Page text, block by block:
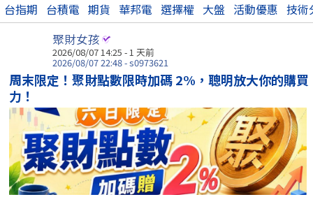
台指期 台積電 期貨 華邦電 選擇權 大盤 活動優惠 技術
聚財女孩
2026/08/07 14:25 - 1 天前
2026/08/07 22:48 - s0973621
周末限定！聚財點數限時加碼 2%，聰明放大你的購買
力！